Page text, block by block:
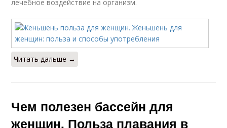
лечебное воздействие на организм.
Читать дальше →
Чем полезен бассейн для
женщин. Польза плавания в